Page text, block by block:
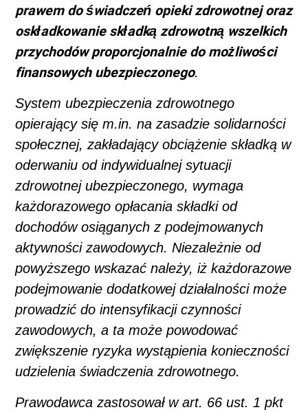
prawem do świadczeń opieki zdrowotnej oraz
oskładkowanie składką zdrowotną wszelkich
przychodów proporcjonalnie do możliwości
finansowych ubezpieczonego.
System ubezpieczenia zdrowotnego
opierający się m.in. na zasadzie solidarności
społecznej, zakładający obciążenie składką w
oderwaniu od indywidualnej sytuacji
zdrowotnej ubezpieczonego, wymaga
każdorazowego opłacania składki od
dochodów osiąganych z podejmowanych
aktywności zawodowych. Niezależnie od
powyższego wskazać należy, iż każdorazowe
podejmowanie dodatkowej działalności może
prowadzić do intensyfikacji czynności
zawodowych, a ta może powodować
zwiększenie ryzyka wystąpienia konieczności
udzielenia świadczenia zdrowotnego.
Prawodawca zastosował w art. 66 ust. 1 pkt